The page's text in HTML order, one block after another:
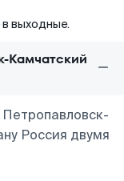
в выходные.
Камчатский
Россия двумя